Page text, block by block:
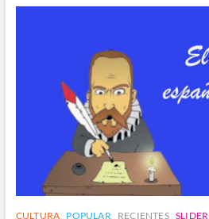
Importancia
para
Biodiversidad
CULTURA POPULAR RECIENTES SLIDER